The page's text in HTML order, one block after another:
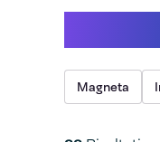
Magneta